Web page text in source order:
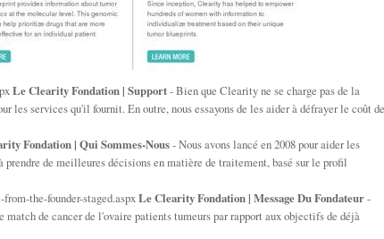
Le Clearity Fondation | Support- Bien que Clearity ne se charge pas de la
les services qu'il fournit. En outre, nous essayons de les aider à défrayer le coût de
Fondation | Qui Sommes-Nous- Nous avons lancé en 2008 pour aider les
de meilleures décisions en matière de traitement, basé sur le profil
the-founder-staged.aspx Le Clearity Fondation | Message Du Fondateur-
de cancer de l'ovaire patients tumeurs par rapport aux objectifs de déjà